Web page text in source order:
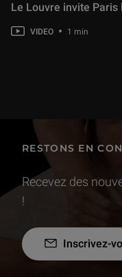
Le Louvre invite Paris
VIDEO 1 min
RESTONS EN
Recevez des
!
Inscrivez-